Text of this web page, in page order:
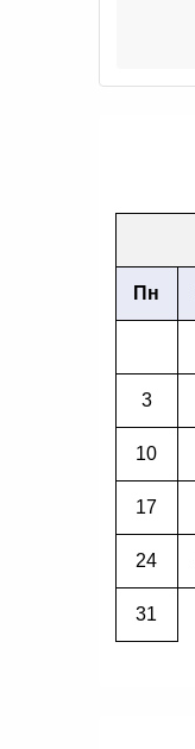
Пн
3
10
17
24
31